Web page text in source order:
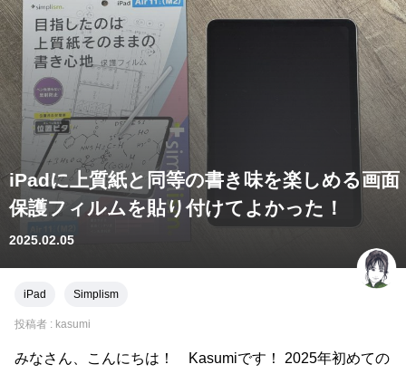
iPadに上質紙と同等の書き味を楽しめる画面
保護フィルムを貼り付けてよかった！
2025.02.05
iPad Simplism
投稿者 : kasumi
みなさん、こんにちは！ Kasumiです！ 2025年初めての